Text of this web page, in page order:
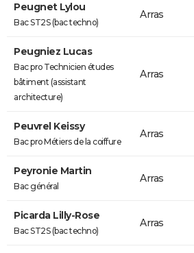
Peugnet Lylou
Bac ST2S (bac techno)
Arras
Peugniez Lucas
Bac pro Technicien études
bâtiment (assistant
architecture)
Arras
Peuvrel Keissy
Bac pro Métiers de la coiffure
Arras
Peyronie Martin
Bac général
Arras
Picarda Lilly-Rose
Bac ST2S (bac techno)
Arras